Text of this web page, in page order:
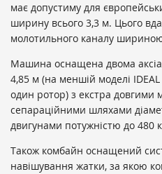
має допустиму для
ширину всього 3,3 м. Цього
молотильного каналу
Машина оснащена двома
4,85 м (на меншій моделі IDEAL
один ротор) з екстра довгими
сепараційними шляхами
двигунами потужністю до 480
Також комбайн оснащений
навішування жатки, за якою